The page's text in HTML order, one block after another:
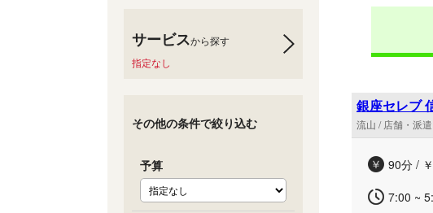
銀座セレブ
流山 / 店舗・派遣
90分 /
7:00 ~
サービスから探す
指定なし
その他の条件で絞り込む
予算